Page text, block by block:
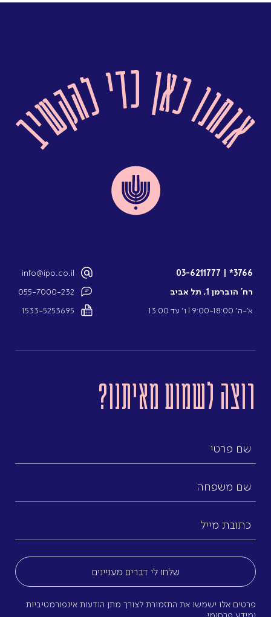
3766*
|
03-6211777
רח’ הוברמן 1, תל אביב
א’-ה’ 9:00-18:00 l ו’ עד 13:00
info@ipo.co.il
055-7000-232
1533-5253695
רוצה לשמוע מאיתנו?
פרטי
משפחה
מייל
פרטים אלו ישמשו את התזמורת לצורך מתן הודעות אינפורמטיביות